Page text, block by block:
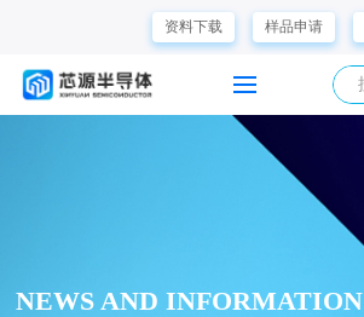
资料下载 样品申请
NEWS AND INFORMATION